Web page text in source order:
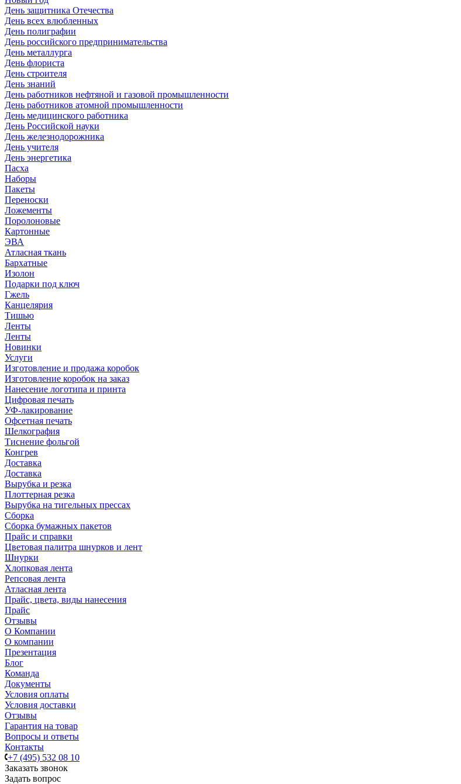
День защитника Отечества
День всех влюбленных
День полиграфии
День российского предпринимательства
День металлурга
День флориста
День строителя
День знаний
День работников нефтяной и газовой промышленности
День работников атомной промышленности
День медицинского работника
День Российской науки
День железнодорожника
День учителя
День энергетика
Пасха
Наборы
Пакеты
Переноски
Ложементы
Поролоновые
Картонные
ЭВА
Атласная ткань
Бархатные
Изолон
Подарки под ключ
Гжель
Канцелярия
Тишью
Ленты
Ленты
Новинки
Услуги
Изготовление и продажа коробок
Изготовление коробок на заказ
Нанесение логотипа и принта
Цифровая печать
УФ-лакирование
Офсетная печать
Шелкография
Тиснение фольгой
Конгрев
Доставка
Доставка
Вырубка и резка
Плоттерная резка
Вырубка на тигельных прессах
Сборка
Сборка бумажных пакетов
Прайс и справки
Цветовая палитра шнурков и лент
Шнурки
Хлопковая лента
Репсовая лента
Атласная лента
Прайс, цвета, виды нанесения
Прайс
Отзывы
О Компании
О компании
Презентация
Блог
Команда
Документы
Условия оплаты
Условия доставки
Отзывы
Гарантия на товар
Вопросы и ответы
Контакты
+7 (495) 532 08 10
Заказать звонок
Задать вопрос